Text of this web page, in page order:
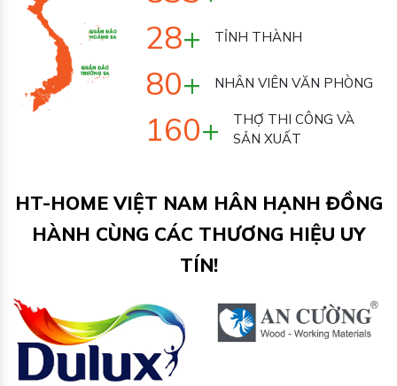
33+ TỈNH THÀNH
100 +
NHÂN VIÊN VĂN
PHÒNG
200+
THỢ THI CÔNG VÀ
SẢN XUẤT
HT-HOME VIỆT NAM HÂN HẠNH ĐỒNG
HÀNH CÙNG CÁC THƯƠNG HIỆU UY
TÍN!